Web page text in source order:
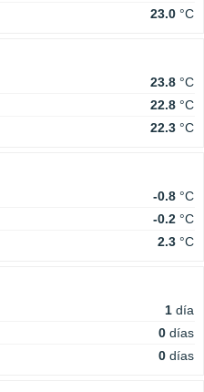
23.0 °C
23.8 °C
22.8 °C
22.3 °C
-0.8 °C
-0.2 °C
2.3 °C
1 día
0 días
0 días